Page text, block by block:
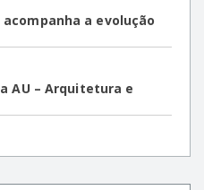
a evolução
AU – Arquitetura e